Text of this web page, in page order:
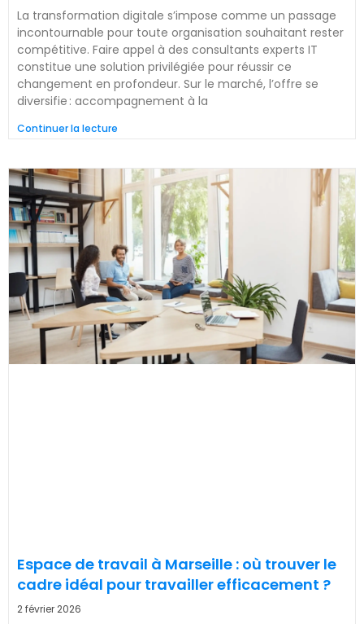
La transformation digitale s’impose comme un passage
incontournable pour toute organisation souhaitant rester
compétitive. Faire appel à des consultants experts IT
constitue une solution privilégiée pour réussir ce
changement en profondeur. Sur le marché, l’offre se
diversifie : accompagnement à la
Continuer la lecture
Espace de travail à Marseille : où trouver le
cadre idéal pour travailler efficacement ?
2 février 2026